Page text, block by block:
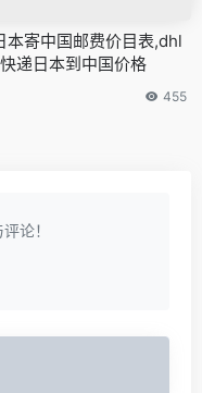
本寄中国邮费价目表,dhl
递日本到中国价格
455
论！